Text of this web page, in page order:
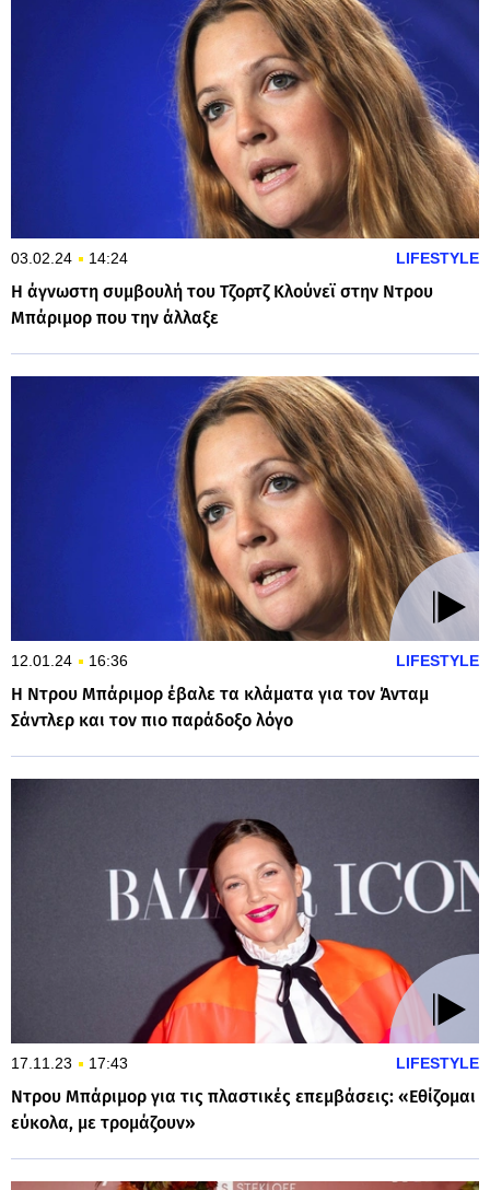
03.02.24 14:24 LIFESTYLE
Η άγνωστη συμβουλή του Τζορτζ Κλούνεϊ στην Ντρου
Μπάριμορ που την άλλαξε
12.01.24 16:36 LIFESTYLE
Η Ντρου Μπάριμορ έβαλε τα κλάματα για τον Άνταμ
Σάντλερ και τον πιο παράδοξο λόγο
17.11.23 17:43 LIFESTYLE
Ντρου Μπάριμορ για τις πλαστικές επεμβάσεις: «Εθίζομαι
εύκολα, με τρομάζουν»